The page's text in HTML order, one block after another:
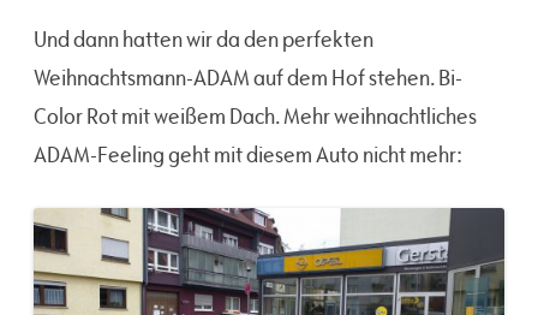
Und dann hatten wir da den perfekten
Weihnachtsmann-ADAM auf dem Hof stehen. Bi-
Color Rot mit weißem Dach. Mehr weihnachtliches
ADAM-Feeling geht mit diesem Auto nicht mehr: